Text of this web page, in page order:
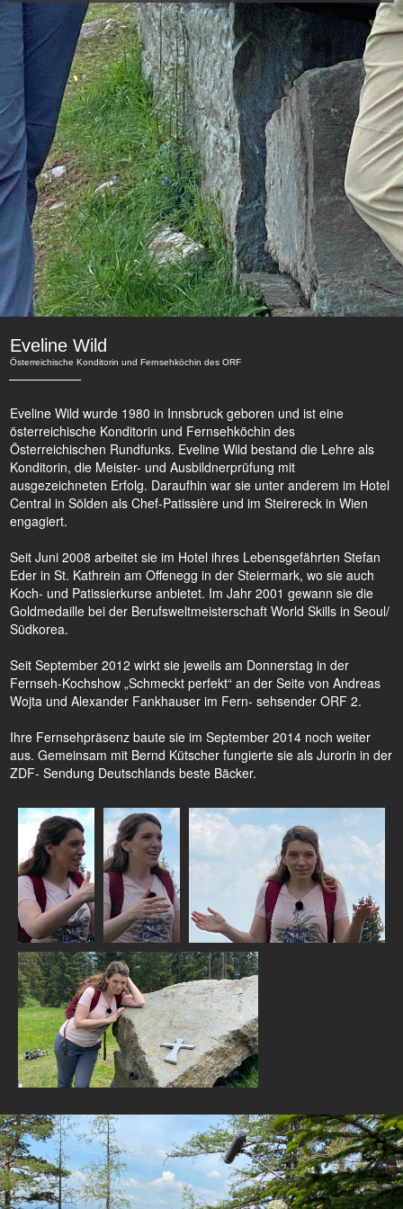
Eveline Wild
Österreichische Konditorin und Fernsehköchin des ORF
Eveline Wild wurde 1980 in Innsbruck geboren und ist eine
österreichische Konditorin und Fernsehköchin des
Österreichischen Rundfunks. Eveline Wild bestand die Lehre als
Konditorin, die Meister- und Ausbildnerprüfung mit
ausgezeichneten Erfolg. Daraufhin war sie unter anderem im Hotel
Central in Sölden als Chef-Patissière und im Steirereck in Wien
engagiert.
Seit Juni 2008 arbeitet sie im Hotel ihres Lebensgefährten Stefan
Eder in St. Kathrein am Offenegg in der Steiermark, wo sie auch
Koch- und Patissierkurse anbietet. Im Jahr 2001 gewann sie die
Goldmedaille bei der Berufsweltmeisterschaft World Skills in Seoul/
Südkorea.
Seit September 2012 wirkt sie jeweils am Donnerstag in der
Fernseh-Kochshow „Schmeckt perfekt“ an der Seite von Andreas
Wojta und Alexander Fankhauser im Fern- sehsender ORF 2.
Ihre Fernsehpräsenz baute sie im September 2014 noch weiter
aus. Gemeinsam mit Bernd Kütscher fungierte sie als Jurorin in der
ZDF- Sendung Deutschlands beste Bäcker.